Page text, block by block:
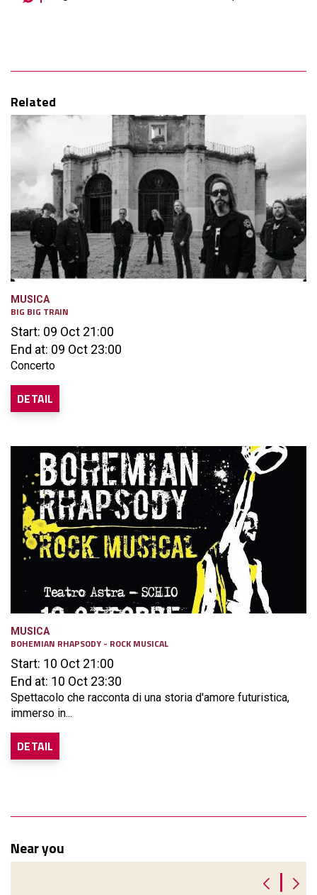
Related
MUSICA
BIG BIG TRAIN
Start: 09 Oct 21:00
End at: 09 Oct 23:00
Concerto
DETAIL
MUSICA
BOHEMIAN RHAPSODY - ROCK MUSICAL
Start: 10 Oct 21:00
End at: 10 Oct 23:30
Spettacolo che racconta di una storia d'amore futuristica,
immerso in...
DETAIL
Near you
|